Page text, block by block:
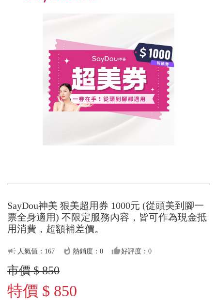
SayDou神美 狠美超用券 1000元 (從頭美到腳一
票全身適用) 不限定服務內容，皆可作為現金抵
用消費，超額補差價。
campaign 人氣值：167 whatshot 熱銷度：0 thumb_up好評度：0
市價 $ 850
特價 $ 850